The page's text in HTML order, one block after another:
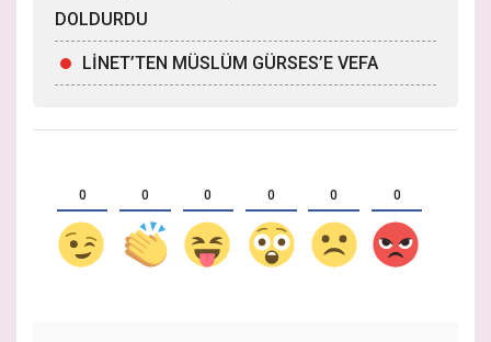
DOLDURDU
LİNET’TEN MÜSLÜM GÜRSES’E VEFA
0 0 0 0 0 0